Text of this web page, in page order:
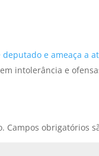
deputado e ameaça a
intolerância e
Campos obrigatórios